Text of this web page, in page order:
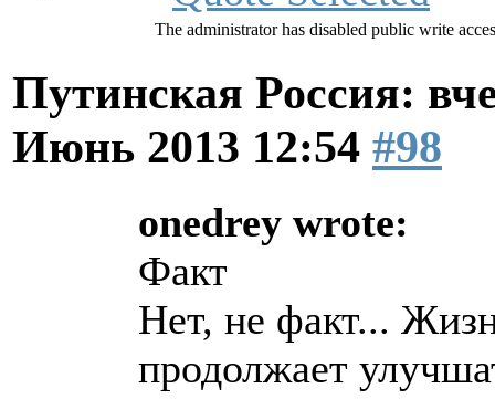
The administrator has disabled public write
Путинская Россия:
Июнь 2013 12:54 #98
onedrey wrote:
Факт
Нет, не факт...
продолжает